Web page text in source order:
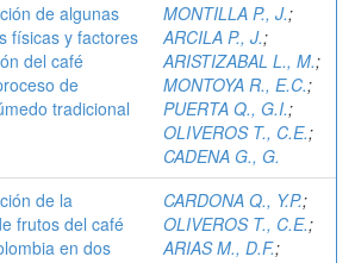
de algunas
físicas y factores
del café
de
tradicional
MONTILLA P., J.;
ARCILA P., J.;
ARISTIZABAL L., M.;
MONTOYA R., E.C.;
PUERTA Q., G.I.;
OLIVEROS T., C.E.;
CADENA G., G.
de la
frutos del café
en dos
CARDONA Q., Y.P.;
OLIVEROS T., C.E.;
ARIAS M., D.F.;